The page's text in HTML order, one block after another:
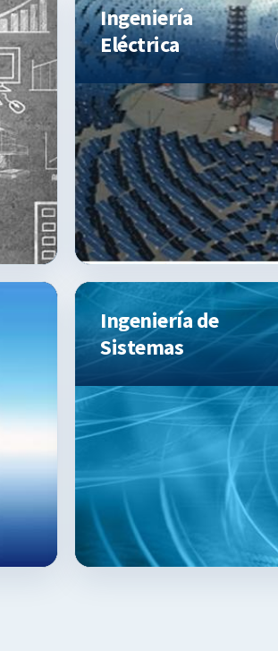
Ingeniería
Eléctrica
Ingeniería de
Sistemas